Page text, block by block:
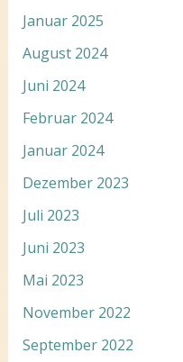
Januar 2025
August 2024
Juni 2024
Februar 2024
Januar 2024
Dezember 2023
Juli 2023
Juni 2023
Mai 2023
November 2022
September 2022